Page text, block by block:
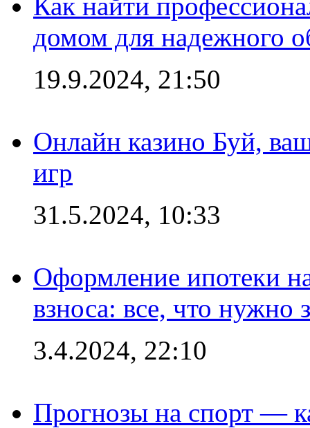
домом для надежного
19.9.2024, 21:50
Онлайн казино Буй,
игр
31.5.2024, 10:33
Оформление ипотеки
взноса: все, что нужно
3.4.2024, 22:10
Прогнозы на спорт —